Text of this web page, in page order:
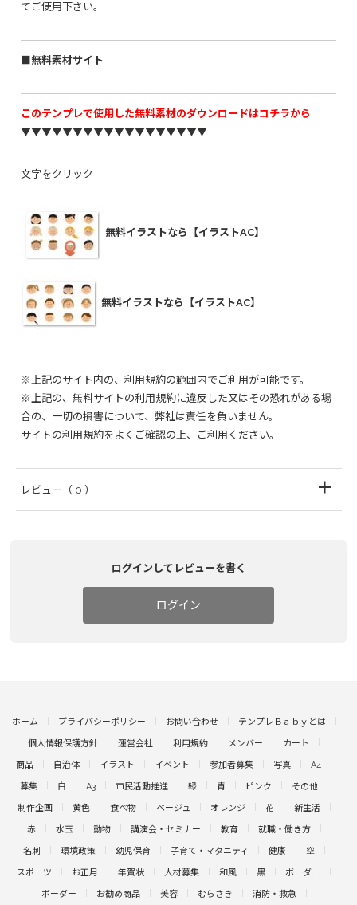
てご使用下さい。
■無料素材サイト
このテンプレで使用した無料素材のダウンロードはコチラから
▼▼▼▼▼▼▼▼▼▼▼▼▼▼▼▼▼▼
文字をクリック
無料イラストなら【イラストAC】
無料イラストなら【イラストAC】
※上記のサイト内の、利用規約の範囲内でご利用が可能です。
※上記の、無料サイトの利用規約に違反した又はその恐れがある場
合の、一切の損害について、弊社は責任を負いません。
サイトの利用規約をよくご確認の上、ご利用ください。
レビュー （ 0 ）
ログインしてレビューを書く
ログイン
ホーム プライバシーポリシー お問い合わせ テンプレＢａｂｙとは
個人情報保護方針 運営会社 利用規約 メンバー カート
商品 自治体 イラスト イベント 参加者募集 写真 A4
募集 白 A3 市民活動推進 緑 青 ピンク その他
制作企画 黄色 食べ物 ベージュ オレンジ 花 新生活
赤 水玉 動物 講演会・セミナー 教育 就職・働き方
名刺 環境政策 幼児保育 子育て・マタニティ 健康 空
スポーツ お正月 年賀状 人材募集 和風 黒 ボーダー
ボーダー お勧め商品 美容 むらさき 消防・救急